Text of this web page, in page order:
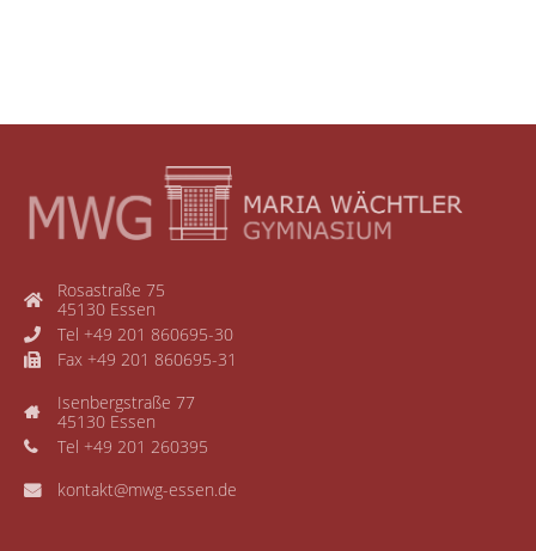
Rosastraße 75
45130 Essen
Tel +49 201 860695-30
Fax +49 201 860695-31
Isenbergstraße 77
45130 Essen
Tel +49 201 260395
kontakt@mwg-essen.de